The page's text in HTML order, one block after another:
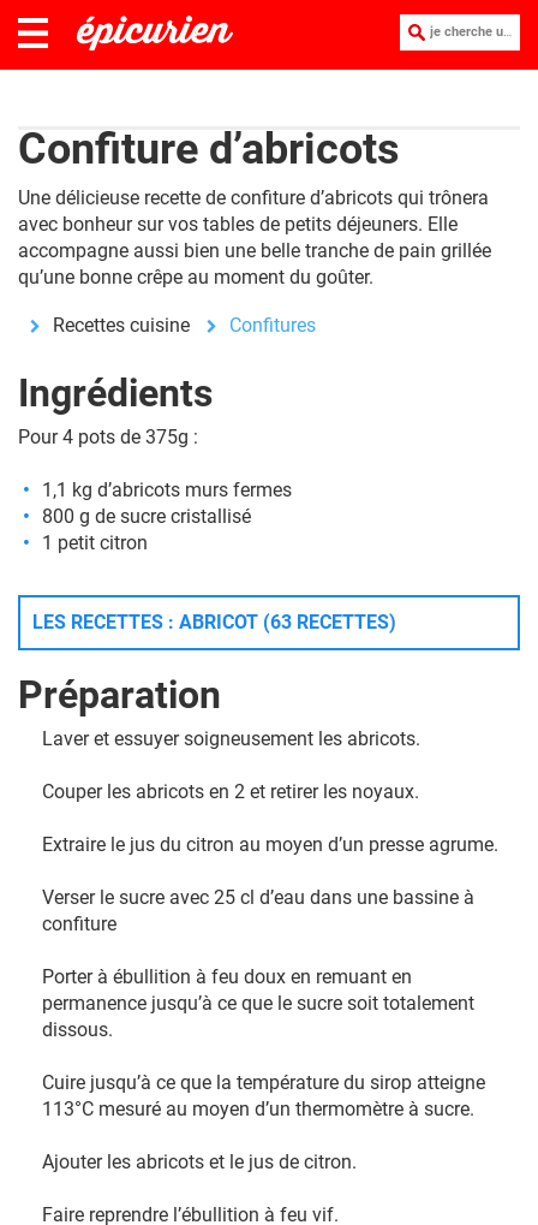
je cherche une recette :
Confiture d’abricots
Une délicieuse recette de confiture d’abricots qui trônera
avec bonheur sur vos tables de petits déjeuners. Elle
accompagne aussi bien une belle tranche de pain grillée
qu’une bonne crêpe au moment du goûter.
Recettes cuisine Confitures
Ingrédients
Pour 4 pots de 375g :
1,1 kg d’abricots murs fermes
800 g de sucre cristallisé
1 petit citron
LES RECETTES : ABRICOT (63 RECETTES)
Préparation
Laver et essuyer soigneusement les abricots.
Couper les abricots en 2 et retirer les noyaux.
Extraire le jus du citron au moyen d’un presse agrume.
Verser le sucre avec 25 cl d’eau dans une bassine à
confiture
Porter à ébullition à feu doux en remuant en
permanence jusqu’à ce que le sucre soit totalement
dissous.
Cuire jusqu’à ce que la température du sirop atteigne
113°C mesuré au moyen d’un thermomètre à sucre.
Ajouter les abricots et le jus de citron.
Faire reprendre l’ébullition à feu vif.